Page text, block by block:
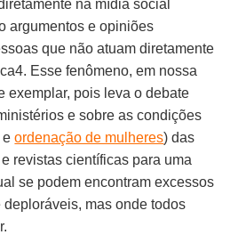
na mídia social
argumentos e opiniões
que não atuam diretamente
Esse fenômeno, em nossa
exemplar, pois leva o debate
e sobre as condições
eordenação de mulheres) das
revistas científicas para uma
se podem encontram excessos
mas onde todos